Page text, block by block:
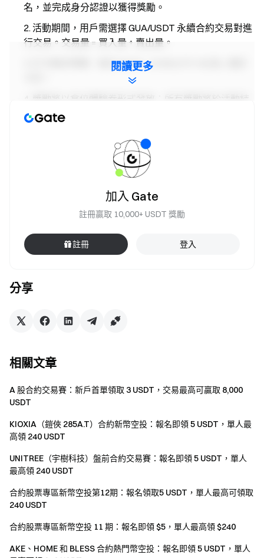
名，並完成身分認證以獲得獎勵。
活動期間，用戶需選擇 GUA/USDT 永續合約交易對進
行交易。交易量 = 買入量 + 賣出量。
打卡統計時間：每日 00:00 - 23:59 (UTC+8) 為 1 個打
獎勵將以倉位體驗券形式發放；所有獎勵將於活動結
束後 14 個工作日內發放至用戶帳戶。
嚴禁批量註冊小號，惡意刷量、自買自賣、相互對敲
號。子帳戶不可參與活動。
做市商、企業、機構、代理商帳戶不可參與本次活
動。
如翻譯版本與英文版本有任何差異，以英文版本為
Gate 對本次活動有最終解釋權。
服務（包括參與本活動、遊戲或競賽），有關受限地區
風險提示：虛擬幣交易受市場，政策等多方面因素影
更多合約資訊，請參考合約操作指南。
Gate 團隊
2026 年 4 月 21 日
加密貨幣之門
立即行動
，最高可領 $10,000 迎新獎勵
閱讀更多
分享
加入 Gate
註冊贏取 10,000+ USDT 獎勵
註冊 登入
相關文章
A 股合約交易賽：新戶首單領取 3 USDT，交易最高可贏取 8,000
USDT
KIOXIA（鎧俠 285A.T）合約新幣空投：報名即領 5 USDT，單人最
高領 240 USDT
UNITREE（宇樹科技）盤前合約交易賽：報名即領 5 USDT，單人
最高領 240 USDT
合約股票專區新幣空投第12期：報名領取5 USDT，單人最高可領取
240 USDT
合約股票專區新幣空投 11 期：報名即領 $5，單人最高領 $240
AKE、HOME 和 BLESS 合約熱門幣空投：報名即領 5 USDT，單人